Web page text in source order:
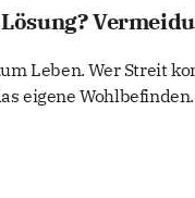
Leben. Wer Streit
eigene Wohlbefinden.